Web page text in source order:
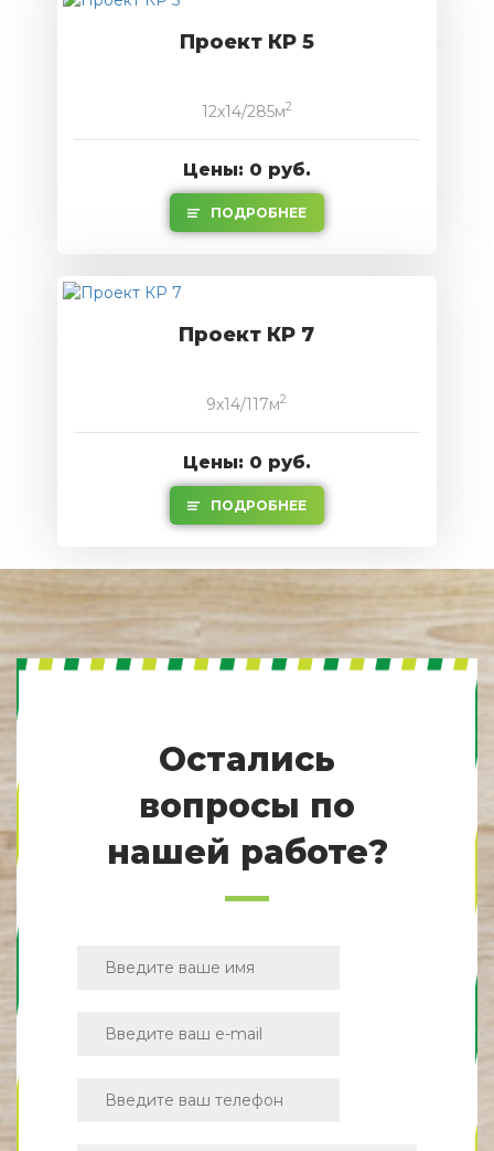
Проект КР 5
12x14/285м2
Цены: 0 руб.
ПОДРОБНЕЕ
Проект КР 7
9x14/117м2
Цены: 0 руб.
ПОДРОБНЕЕ
Остались
вопросы по
нашей работе?